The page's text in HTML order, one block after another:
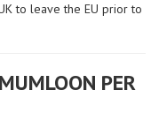
to leave the EU prior to
PER